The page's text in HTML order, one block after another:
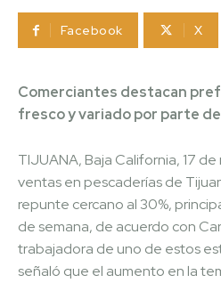
Facebook X
Comerciantes destacan
fresco y variado por parte
TIJUANA, Baja California, 17
ventas en pescaderías de
repunte cercano al 30%,
de semana, de acuerdo con
trabajadora de uno de estos
señaló que el aumento en la